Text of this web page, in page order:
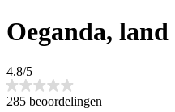
Oeganda,
4.8/5
285 beoordelingen